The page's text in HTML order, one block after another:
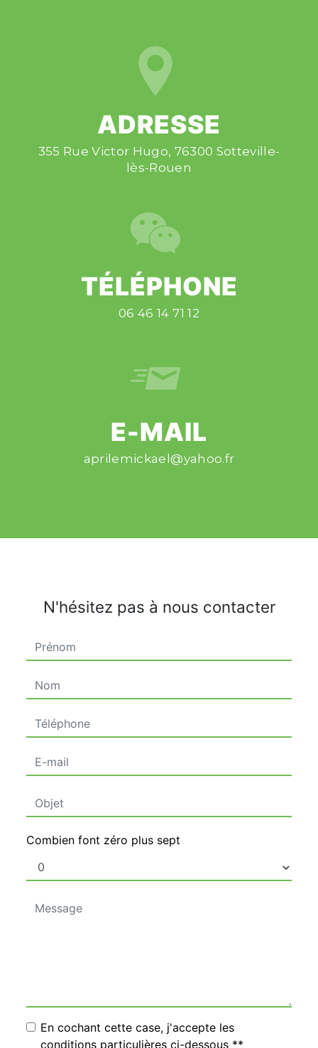
ADRESSE
355 Rue Victor Hugo, 76300 Sotteville-
lès-Rouen
TÉLÉPHONE
06 46 14 71 12
E-MAIL
aprilemickael@yahoo.fr
N'hésitez pas à nous contacter
Combien font zéro plus sept
En cochant cette case, j'accepte les
conditions particulières ci-dessous **